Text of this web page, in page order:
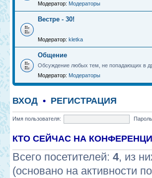
Модератор: Модераторы
Вестре - 30!
Модератор: kletka
Общение
Обсуждение любых тем, не попадающих в
Модератор: Модераторы
ВХОД • РЕГИСТРАЦИЯ
Имя пользователя:
КТО СЕЙЧАС НА
Всего посетителей: 4, из
(основано на активности